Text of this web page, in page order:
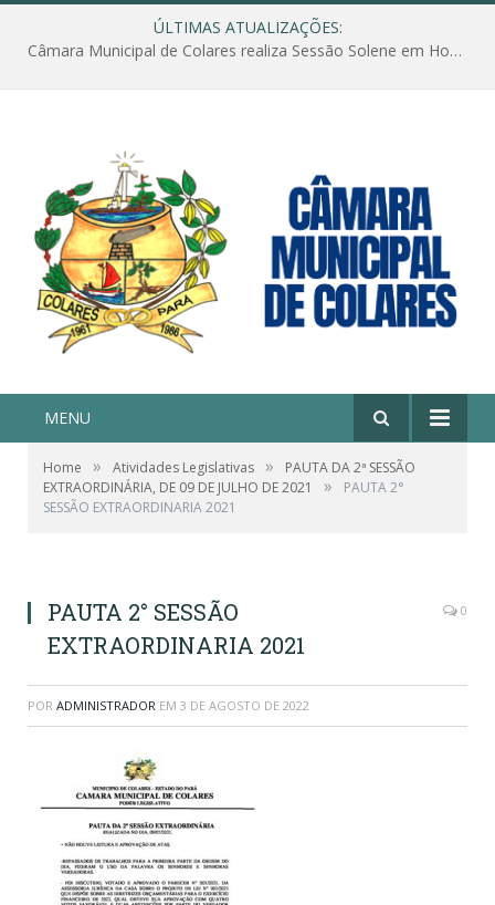
ÚLTIMAS ATUALIZAÇÕES:
Câmara Municipal de Colares realiza Sessão Solene em Homenagem ao Dia das Mães
MENU
Home » Atividades Legislativas »
PAUTA DA 2ª SESSÃO
EXTRAORDINÁRIA, DE 09 DE JULHO DE 2021
»
PAUTA 2°
SESSÃO EXTRAORDINARIA 2021
PAUTA 2° SESSÃO
EXTRAORDINARIA 2021
0
POR ADMINISTRADOR EM 3 DE AGOSTO DE 2022